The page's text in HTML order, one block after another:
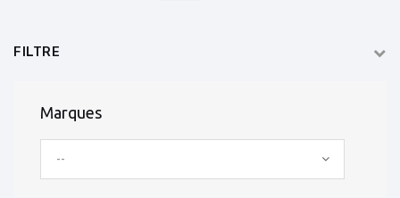
FILTRE
Marques
--